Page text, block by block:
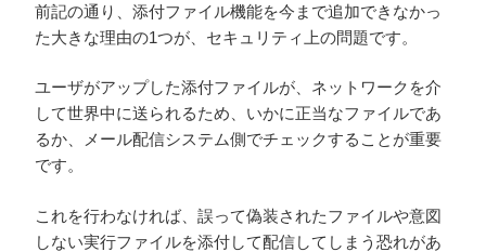
前記の通り、添付ファイル機能を今まで追加できなかっ
た大きな理由の1つが、セキュリティ上の問題です。
ユーザがアップした添付ファイルが、ネットワークを介
して世界中に送られるため、いかに正当なファイルであ
るか、メール配信システム側でチェックすることが重要
です。
これを行わなければ、誤って偽装されたファイルや意図
しない実行ファイルを添付して配信してしまう恐れがあ